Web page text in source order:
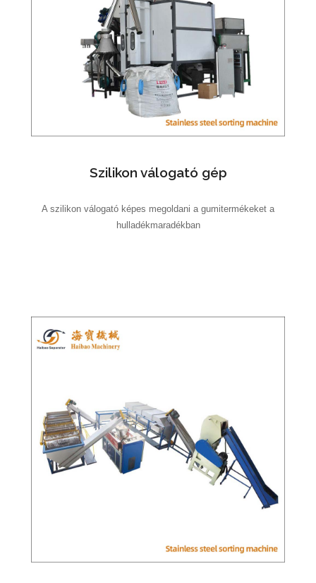
Szilikon válogató gép
A szilikon válogató képes megoldani a gumitermékeket a
hulladékmaradékban